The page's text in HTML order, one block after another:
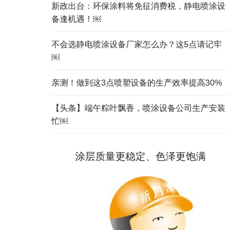
新政出台：环保涂料将免征消费税，静电喷涂设
备逢机遇！￼
不会选静电喷涂设备厂家怎么办？这5点请记牢
￼
亲测！做到这3点喷塑设备的生产效率提高30%
【头条】端午粽叶飘香，喷涂设备公司生产安装
忙￼
涂层质量更稳定、色泽更饱满